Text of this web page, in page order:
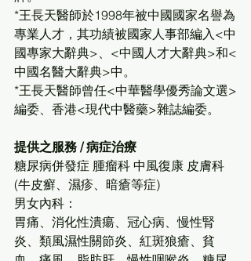
*王長天醫師於1998年被中國國家名譽為
專業人才，其功績被國家人事部編入<中
國專家大辭典>、<中國人才大辭典>和<
中國名醫大辭典>中。
*王長天醫師曾任<中華醫學優秀論文選>
編委、香港<現代中醫藥>雜誌編委。
提供之服務 / 病症治療
糖尿病併發症 腫瘤科 中風復康 皮膚科
(牛皮癬、濕疹、暗瘡等症)
男女內科：
胃痛、消化性潰瘍、冠心病、慢性腎
炎、類風濕性關節炎、紅斑狼瘡、貧